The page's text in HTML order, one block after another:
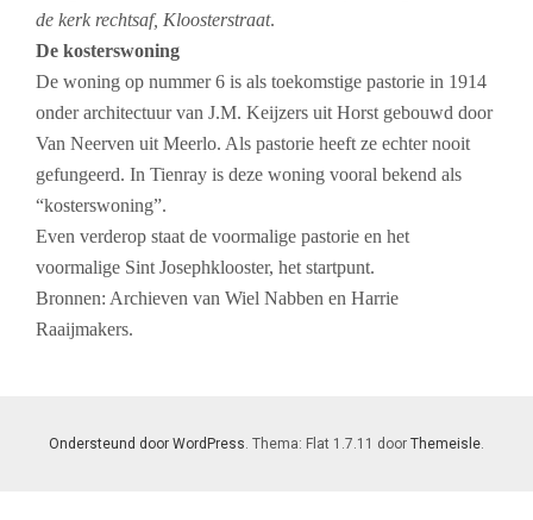
de kerk rechtsaf, Kloosterstraat.
De kosterswoning
De woning op nummer 6 is als toekomstige pastorie in 1914
onder architectuur van J.M. Keijzers uit Horst gebouwd door
Van Neerven uit Meerlo. Als pastorie heeft ze echter nooit
gefungeerd. In Tienray is deze woning vooral bekend als
“kosterswoning”.
Even verderop staat de voormalige pastorie en het
voormalige Sint Josephklooster, het startpunt.
Bronnen: Archieven van Wiel Nabben en Harrie
Raaijmakers.
Ondersteund door WordPress. Thema: Flat 1.7.11 door Themeisle.